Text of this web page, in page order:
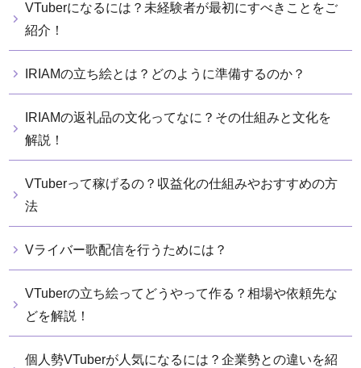
VTuberになるには？未経験者が最初にすべきことをご
紹介！
IRIAMの立ち絵とは？どのように準備するのか？
IRIAMの返礼品の文化ってなに？その仕組みと文化を
解説！
VTuberって稼げるの？収益化の仕組みやおすすめの方
法
Vライバー歌配信を行うためには？
VTuberの立ち絵ってどうやって作る？相場や依頼先な
どを解説！
個人勢VTuberが人気になるには？企業勢との違いを紹